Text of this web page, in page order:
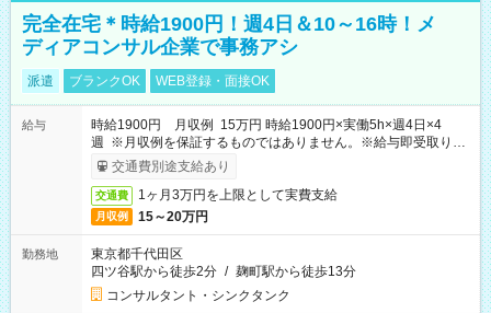
完全在宅＊時給1900円！週4日＆10～16時！メ
ディアコンサル企業で事務アシ
派遣 ブランクOK WEB登録・面接OK
給与
時給1900円 月収例 15万円 時給1900円×実働5h×週4日×4
週 ※月収例を保証するものではありません。※給与即受取りサ
ービス利用可（利用条件有）
交通費別途支給あり
交通費 1ヶ月3万円を上限として実費支給
月収例 15～20万円
勤務地
東京都千代田区
四ツ谷駅から徒歩2分 / 麹町駅から徒歩13分
コンサルタント・シンクタンク